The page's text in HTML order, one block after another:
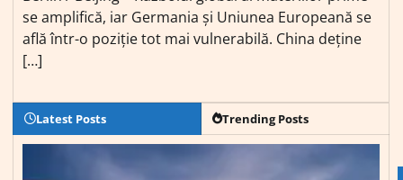
se amplifică, iar Germania și Uniunea Europeană se
află într-o poziție tot mai vulnerabilă. China deține
[…]
Latest Posts Trending Posts